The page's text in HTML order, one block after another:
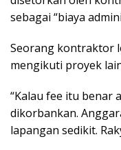
sebagai “biaya
Seorang kontraktor
mengikuti proyek
“Kalau fee itu benar
dikorbankan.
lapangan sedikit.